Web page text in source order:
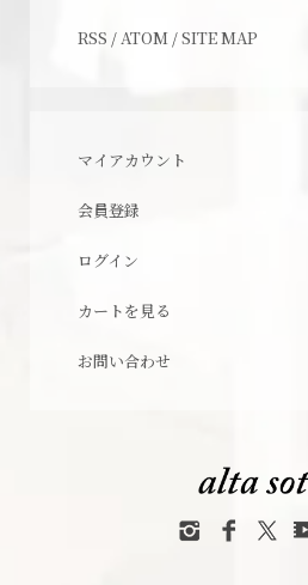
RSS / ATOM /SITE MAP
マイアカウント
会員登録
ログイン
カートを見る
お問い合わせ